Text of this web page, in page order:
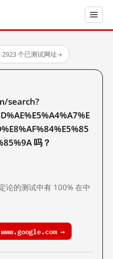
·2923 个已测试网址→
search?
吗？
的测试中有 100% 在中
→